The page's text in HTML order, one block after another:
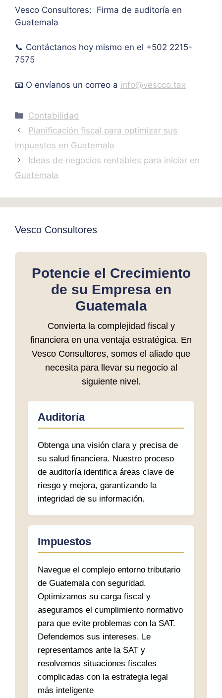
IVA.
graci
Vesco Consultores: Firma de auditoría en
Guatemala
📞 Contáctanos hoy mismo en el +502 2215-
7575
📧 O envíanos un correo a info@vescco.tax
Categories
Contabilidad
Planificación fiscal para optimizar sus
impuestos en Guatemala
Ideas de negocios rentables para iniciar en
Guatemala
Vesco Consultores
Potencie el Crecimiento
de su Empresa en
Guatemala
Convierta la complejidad fiscal y
financiera en una ventaja estratégica. En
Vesco Consultores, somos el aliado que
necesita para llevar su negocio al
siguiente nivel.
Auditoría
Obtenga una visión clara y precisa de
su salud financiera. Nuestro proceso
de auditoría identifica áreas clave de
riesgo y mejora, garantizando la
integridad de su información.
Impuestos
Navegue el complejo entorno tributario
de Guatemala con seguridad.
Optimizamos su carga fiscal y
aseguramos el cumplimiento normativo
para que evite problemas con la SAT.
Defendemos sus intereses. Le
representamos ante la SAT y
resolvemos situaciones fiscales
complicadas con la estrategia legal
más inteligente